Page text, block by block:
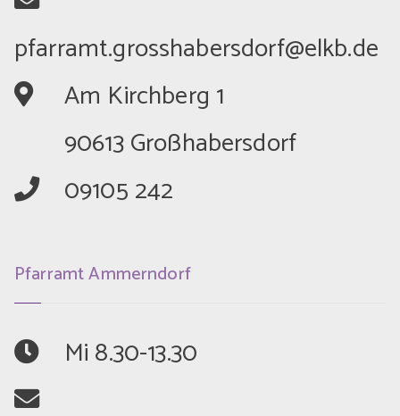
	Am Kirchberg 1
	90613 Großhabersdorf
	09105 242
Pfarramt Ammerndorf
	Mi 8.30-13.30